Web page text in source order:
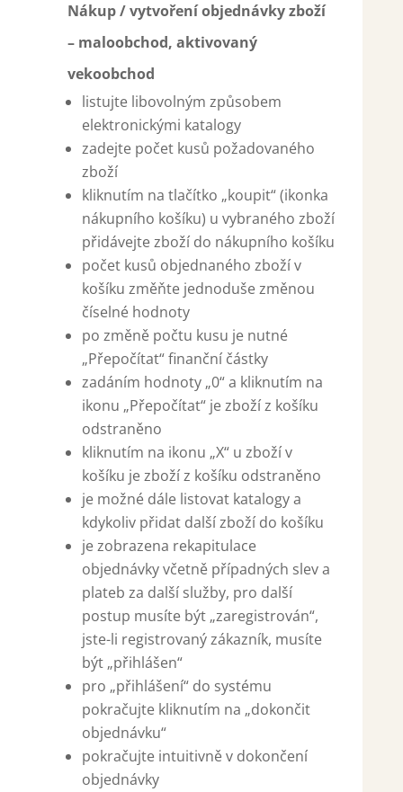
Nákup / vytvoření objednávky zboží
– maloobchod, aktivovaný
vekoobchod
listujte libovolným způsobem
elektronickými katalogy
zadejte počet kusů požadovaného
zboží
kliknutím na tlačítko „koupit“ (ikonka
nákupního košíku) u vybraného zboží
přidávejte zboží do nákupního košíku
počet kusů objednaného zboží v
košíku změňte jednoduše změnou
číselné hodnoty
po změně počtu kusu je nutné
„Přepočítat“ finanční částky
zadáním hodnoty „0“ a kliknutím na
ikonu „Přepočítat“ je zboží z košíku
odstraněno
kliknutím na ikonu „X“ u zboží v
košíku je zboží z košíku odstraněno
je možné dále listovat katalogy a
kdykoliv přidat další zboží do košíku
je zobrazena rekapitulace
objednávky včetně případných slev a
plateb za další služby, pro další
postup musíte být „zaregistrován“,
jste-li registrovaný zákazník, musíte
být „přihlášen“
pro „přihlášení“ do systému
pokračujte kliknutím na „dokončit
objednávku“
pokračujte intuitivně v dokončení
objednávky